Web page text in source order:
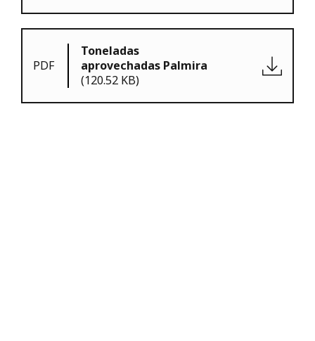
PDF
Toneladas
aprovechadas Palmira
(120.52 KB)